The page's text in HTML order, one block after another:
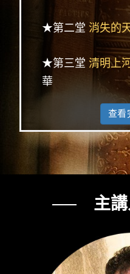
★第二堂 消失的
★第三堂 清明上
華
查看
── 主